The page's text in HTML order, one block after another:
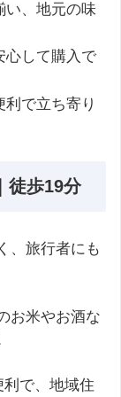
い、地元の味
心して購入で
で立ち寄り
徒歩19分
、旅行者にも
お米やお酒な
で、地域住